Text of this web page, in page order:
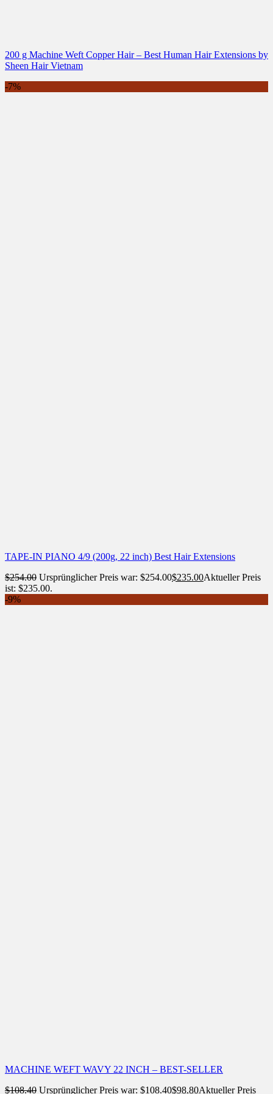
200 g Machine Weft Copper Hair – Best Human Hair Extensions by
Sheen Hair Vietnam
-7%
TAPE-IN PIANO 4/9 (200g, 22 inch) Best Hair Extensions
$254.00 Ursprünglicher Preis war: $254.00$235.00Aktueller Preis
ist: $235.00.
-9%
MACHINE WEFT WAVY 22 INCH – BEST-SELLER
$108.40 Ursprünglicher Preis war: $108.40$98.80Aktueller Preis